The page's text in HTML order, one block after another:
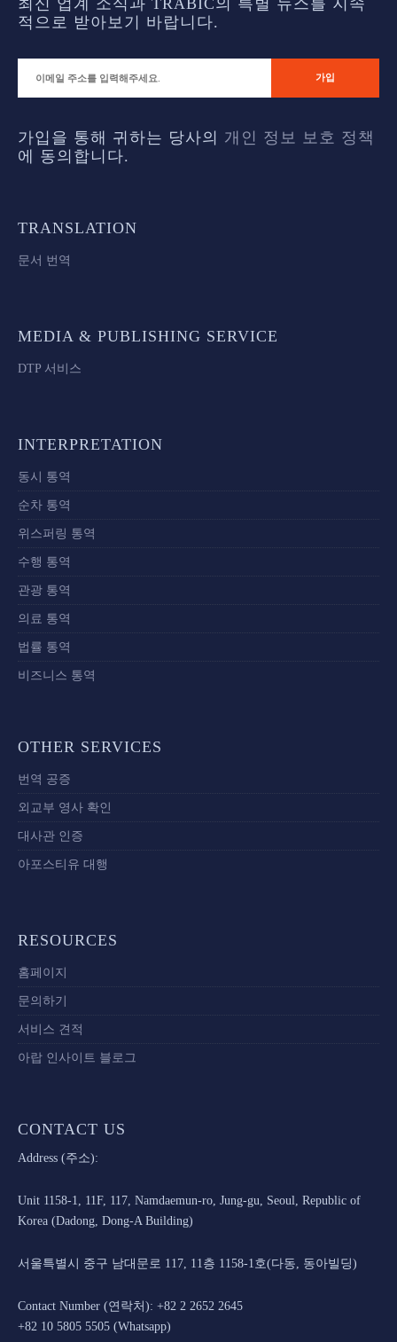
적으로 받아보기 바랍니다.
가입을 통해 귀하는 당사의 개인 정보 보호 정책
에 동의합니다.
TRANSLATION
문서 번역
MEDIA & PUBLISHING SERVICE
DTP 서비스
INTERPRETATION
동시 통역
순차 통역
위스퍼링 통역
수행 통역
관광 통역
의료 통역
법률 통역
비즈니스 통역
OTHER SERVICES
번역 공증
외교부 영사 확인
대사관 인증
아포스티유 대행
RESOURCES
홈페이지
문의하기
서비스 견적
아랍 인사이트 블로그
CONTACT US
Address (주소):
Unit 1158-1, 11F, 117, Namdaemun-ro, Jung-gu, Seoul, Republic of
Korea (Dadong, Dong-A Building)
서울특별시 중구 남대문로 117, 11층 1158-1호(다동, 동아빌딩)
Contact Number (연락처): +82 2 2652 2645
+82 10 5805 5505 (Whatsapp)